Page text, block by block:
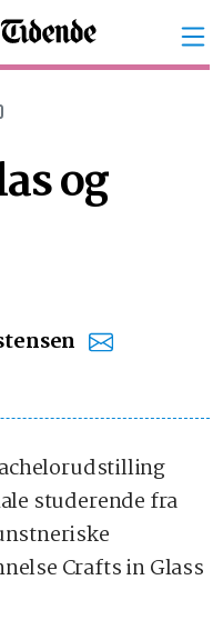
og
studerende fra
Crafts in Glass